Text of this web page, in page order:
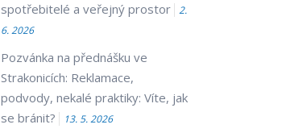
spotřebitelé a veřejný prostor
2.
6. 2026
Pozvánka na přednášku ve
Strakonicích: Reklamace,
podvody, nekalé praktiky: Víte, jak
se bránit?
13. 5. 2026